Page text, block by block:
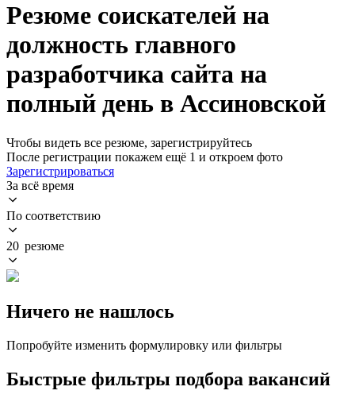
Резюме соискателей на
должность главного
разработчика сайта на
полный день в Ассиновской
Чтобы видеть все резюме, зарегистрируйтесь
После регистрации покажем ещё 1 и откроем фото
Зарегистрироваться
За всё время
По соответствию
20 резюме
Ничего не нашлось
Попробуйте изменить формулировку или фильтры
Быстрые фильтры подбора вакансий